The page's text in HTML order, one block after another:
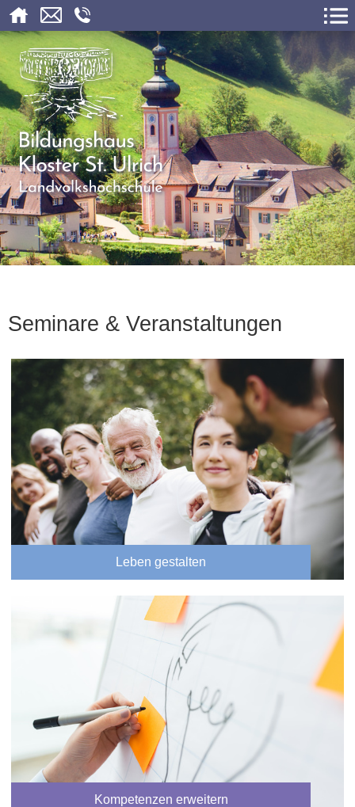
Seminare & Veranstaltungen
Leben gestalten
Kompetenzen erweitern